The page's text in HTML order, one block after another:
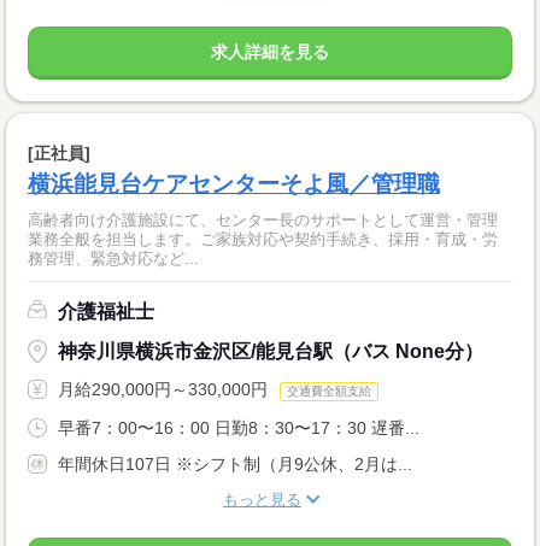
求人詳細を見る
[正社員]
横浜能見台ケアセンターそよ風／管理職
高齢者向け介護施設にて、センター長のサポートとして運営・管理
業務全般を担当します。ご家族対応や契約手続き、採用・育成・労
務管理、緊急対応など...
介護福祉士
神奈川県横浜市金沢区/能見台駅（バス None分）
月給290,000円～330,000円 交通費全額支給
早番7：00〜16：00 日勤8：30〜17：30 遅番...
年間休日107日 ※シフト制（月9公休、2月は...
もっと見る